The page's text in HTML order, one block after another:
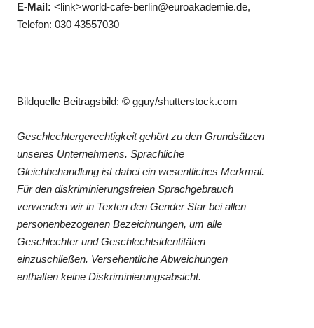
E-Mail: <link>world-cafe-berlin@euroakademie.de,
Telefon: 030 43557030
Bildquelle Beitragsbild: © gguy/shutterstock.com
Geschlechtergerechtigkeit gehört zu den Grundsätzen
unseres Unternehmens. Sprachliche
Gleichbehandlung ist dabei ein wesentliches Merkmal.
Für den diskriminierungsfreien Sprachgebrauch
verwenden wir in Texten den Gender Star bei allen
personenbezogenen Bezeichnungen, um alle
Geschlechter und Geschlechtsidentitäten
einzuschließen. Versehentliche Abweichungen
enthalten keine Diskriminierungsabsicht.